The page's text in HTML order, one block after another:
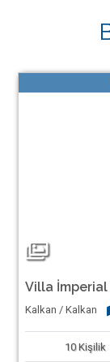
Villa İmperial
Kalkan / Kalkan
10 Kişilik